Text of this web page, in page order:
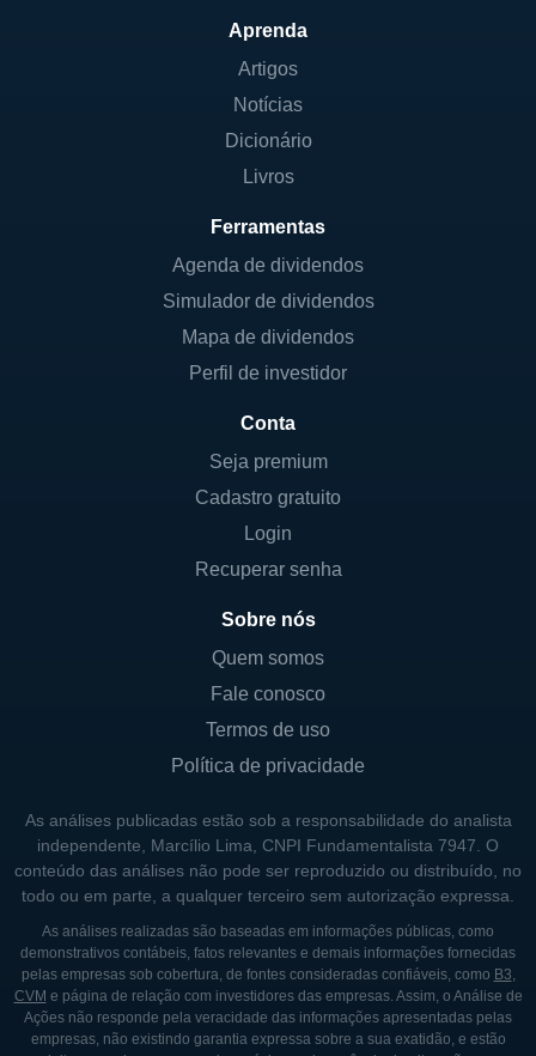
Aprenda
Artigos
Notícias
Dicionário
Livros
Ferramentas
Agenda de dividendos
Simulador de dividendos
Mapa de dividendos
Perfil de investidor
Conta
Seja premium
Cadastro gratuito
Login
Recuperar senha
Sobre nós
Quem somos
Fale conosco
Termos de uso
Política de privacidade
As análises publicadas estão sob a responsabilidade do analista
independente, Marcílio Lima, CNPI Fundamentalista 7947. O
conteúdo das análises não pode ser reproduzido ou distribuído, no
todo ou em parte, a qualquer terceiro sem autorização expressa.
As análises realizadas são baseadas em informações públicas, como
demonstrativos contábeis, fatos relevantes e demais informações fornecidas
pelas empresas sob cobertura, de fontes consideradas confiáveis, como B3,
CVM e página de relação com investidores das empresas. Assim, o Análise de
Ações não responde pela veracidade das informações apresentadas pelas
empresas, não existindo garantia expressa sobre a sua exatidão, e estão